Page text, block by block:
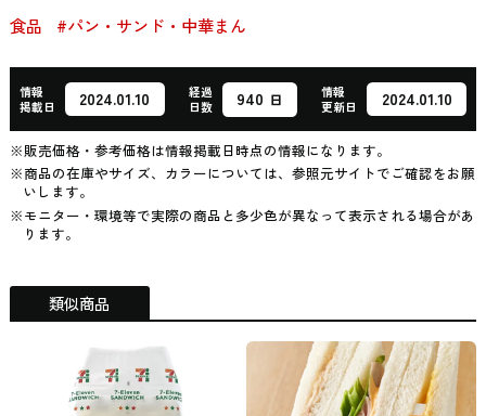
食品 #パン・サンド・中華まん
情報
掲載日
2024.01.10
経過
日数
940 日
情報
更新日
2024.01.10
※販売価格・参考価格は情報掲載日時点の情報になります。
※商品の在庫やサイズ、カラーについては、参照元サイトでご確認をお願
いします。
※モニター・環境等で実際の商品と多少色が異なって表示される場合があ
ります。
類似商品